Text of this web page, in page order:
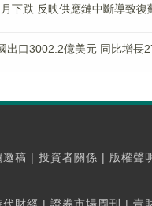
下跌 反映供應鏈中斷導致復
出口3002.2億美元 同比增長
邀稿 | 投資者關係 | 版權聲